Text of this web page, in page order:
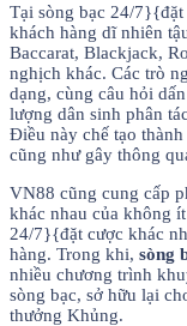
Tại sòng bạc 24/
khách hàng dĩ nhiên
Baccarat, Blackjack,
nghịch khác. Các trò
dạng, cùng câu hỏi
lượng dân sinh phân
Điều này chế tạo
cũng như gây thông
VN88 cũng cung cấp
khác nhau của không
24/7}{đặt cược khác
hàng. Trong khi, sòng
nhiều chương trình
sòng bạc, sở hữu lại
thưởng Khủng.